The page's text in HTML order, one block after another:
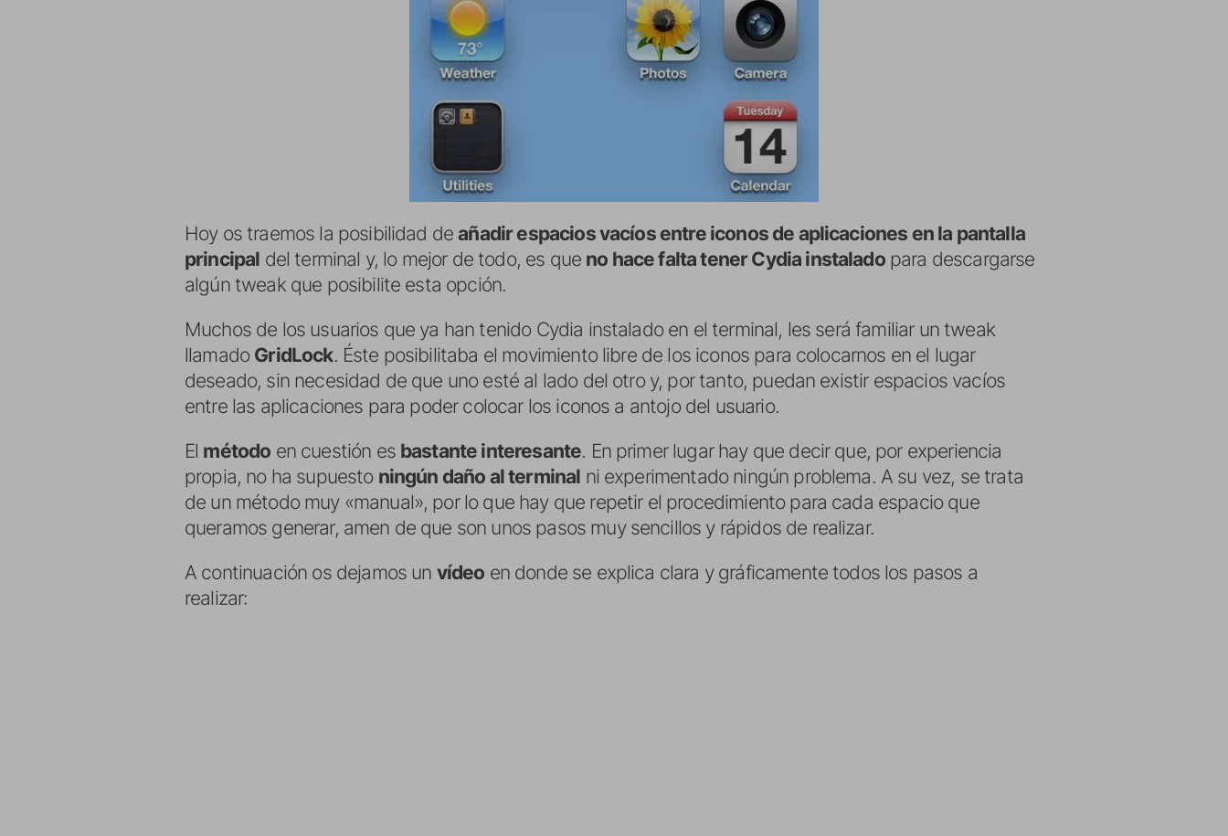
Hoy os traemos la posibilidad deañadir espacios vacíos entre iconos de aplicaciones en la pantalla
principal del terminal y, lo mejor de todo, es que no hace falta tener Cydia instaladopara descargarse
algún tweak que posibilite esta opción.
Muchos de los usuarios que ya han tenido Cydia instalado en el terminal, les será familiar un tweak
llamado GridLock. Éste posibilitaba el movimiento libre de los iconos para colocarnos en el lugar
deseado, sin necesidad de que uno esté al lado del otro y, por tanto, puedan existir espacios vacíos
entre las aplicaciones para poder colocar los iconos a antojo del usuario.
El método en cuestión es bastante interesante. En primer lugar hay que decir que, por experiencia
propia, no ha supuesto ningún daño al terminal ni experimentado ningún problema. A su vez, se trata
de un método muy «manual», por lo que hay que repetir el procedimiento para cada espacio que
queramos generar, amen de que son unos pasos muy sencillos y rápidos de realizar.
A continuación os dejamos un vídeo en donde se explica clara y gráficamente todos los pasos a
realizar: